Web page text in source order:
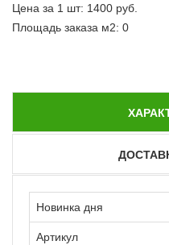
Цена за 1 шт: 1400 руб.
Площадь заказа м2: 0
Новинка дня
Артикул